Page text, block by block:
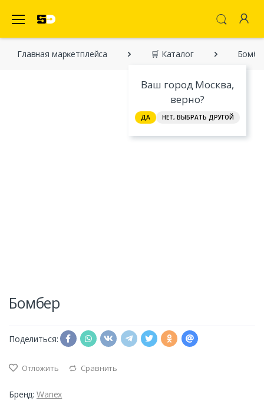
Ваш город Москва,
верно?
ДА НЕТ, ВЫБРАТЬ ДРУГОЙ
Главная марĸетплейса 🛒 Каталог
Бомбер
Поделиться:
Отложить Сравнить
Бренд: Wanex